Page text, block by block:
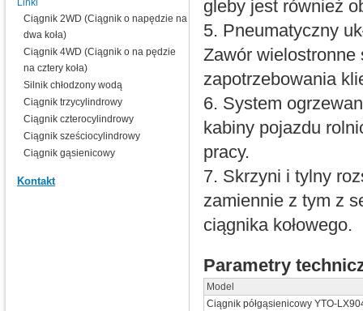
gleby jest również
5. Pneumatyczny
Zawór wielostronne
zapotrzebowania
6. System
kabiny pojazdu
pracy.
7. Skrzyni i tylny
zamiennie z tym z
ciągnika kołowego.
Parametry
Model
Ciągnik półgąsienicowy YTO-
Linki
Ciągnik 2WD (Ciągnik o napędzie na
dwa koła)
Ciągnik 4WD (Ciągnik o na pędzie
na cztery koła)
Silnik chłodzony wodą
Ciągnik trzycylindrowy
Ciągnik czterocylindrowy
Ciągnik sześciocylindrowy
Ciągnik gąsienicowy
Kontakt